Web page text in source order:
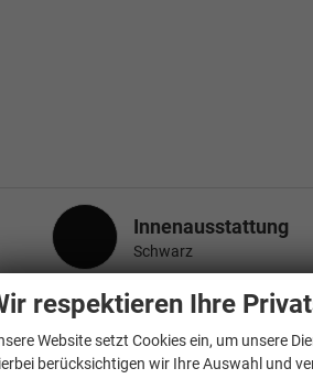
InnenausstattungInnenausstattung
Schwarz
8 Verzurrösen, Armlehnen
mit Durchlademöglichkeit,
respektieren Ihre
Website setzt Cookies ein, um unsere
berücksichtigen wir Ihre Auswahl und